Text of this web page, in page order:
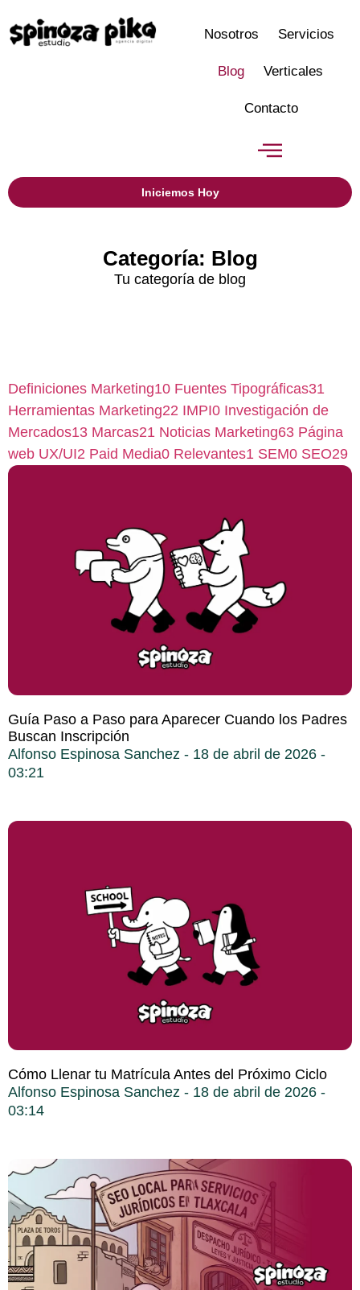
Nosotros Servicios
Blog Verticales
Contacto
Iniciemos Hoy
Categoría: Blog
Tu categoría de blog
Definiciones Marketing10 Fuentes Tipográficas31
Herramientas Marketing22 IMPI0 Investigación de
Mercados13 Marcas21 Noticias Marketing63 Página
web UX/UI2 Paid Media0 Relevantes1 SEM0 SEO29
Guía Paso a Paso para Aparecer Cuando los Padres
Buscan Inscripción
Alfonso Espinosa Sanchez
18 de abril de 2026
03:21
Cómo Llenar tu Matrícula Antes del Próximo Ciclo
Alfonso Espinosa Sanchez
18 de abril de 2026
03:14